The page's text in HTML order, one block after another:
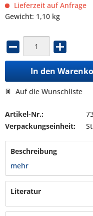
Lieferzeit auf Anfrage
Gewicht: 1,10 kg
In den
Auf die Wunschliste
Artikel-Nr.:
Verpackungseinheit:
Beschreibung
mehr
Literatur